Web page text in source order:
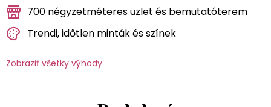
700 négyzetméteres üzlet és bemutatóterem
Trendi, időtlen minták és színek
Zobraziť všetky výhody